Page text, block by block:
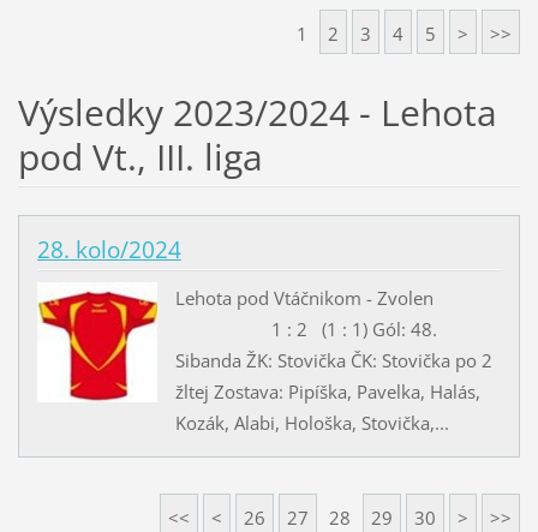
1 2 3 4 5 > >>
Výsledky 2023/2024 - Lehota
pod Vt., III. liga
28. kolo/2024
Lehota pod Vtáčnikom - Zvolen
1 : 2 (1 : 1) Gól: 48.
Sibanda ŽK: Stovička ČK: Stovička po 2
žltej Zostava: Pipíška, Pavelka, Halás,
Kozák, Alabi, Hološka, Stovička,...
<< < 26 27 28 29 30 > >>